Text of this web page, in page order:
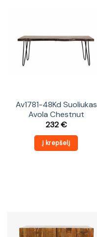
Av1781-48Kd Suoliukas
Avola Chestnut
232€
Į krepšelį